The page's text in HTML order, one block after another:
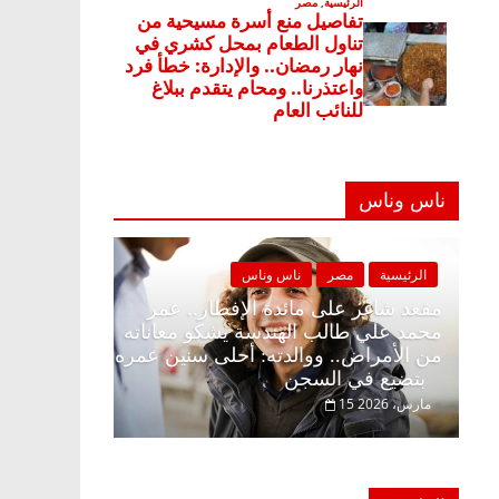
ناس وناس
الرئيسية مصر ناس وناس
مقعد شاغر على مائدة الإفطار..
محمد علي طالب الهندسة يشكو
من الأمراض.. ووالدته: أحلى
بتضيع في السجن
15 مارس، 2026
ناس وناس
الإفطار وبلكونة بلا زينة
فاروق خبير
حلم الحرية ولمة